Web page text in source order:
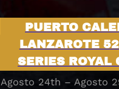
PUERTO
LANZAROTE
SERIES ROYAL
Agosto 24th – Agosto